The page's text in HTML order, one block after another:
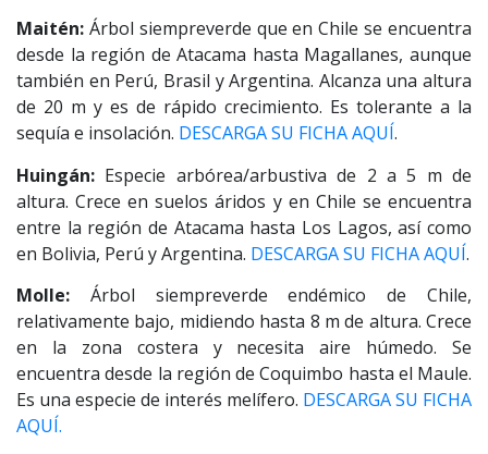
Maitén: Árbol siempreverde que en Chile se encuentra
desde la región de Atacama hasta Magallanes, aunque
también en Perú, Brasil y Argentina. Alcanza una altura
de 20 m y es de rápido crecimiento. Es tolerante a la
sequía e insolación. DESCARGA SU FICHA AQUÍ.
Huingán: Especie arbórea/arbustiva de 2 a 5 m de
altura. Crece en suelos áridos y en Chile se encuentra
entre la región de Atacama hasta Los Lagos, así como
en Bolivia, Perú y Argentina. DESCARGA SU FICHA AQUÍ.
Molle: Árbol siempreverde endémico de Chile,
relativamente bajo, midiendo hasta 8 m de altura. Crece
en la zona costera y necesita aire húmedo. Se
encuentra desde la región de Coquimbo hasta el Maule.
Es una especie de interés melífero. DESCARGA SU FICHA
AQUÍ.